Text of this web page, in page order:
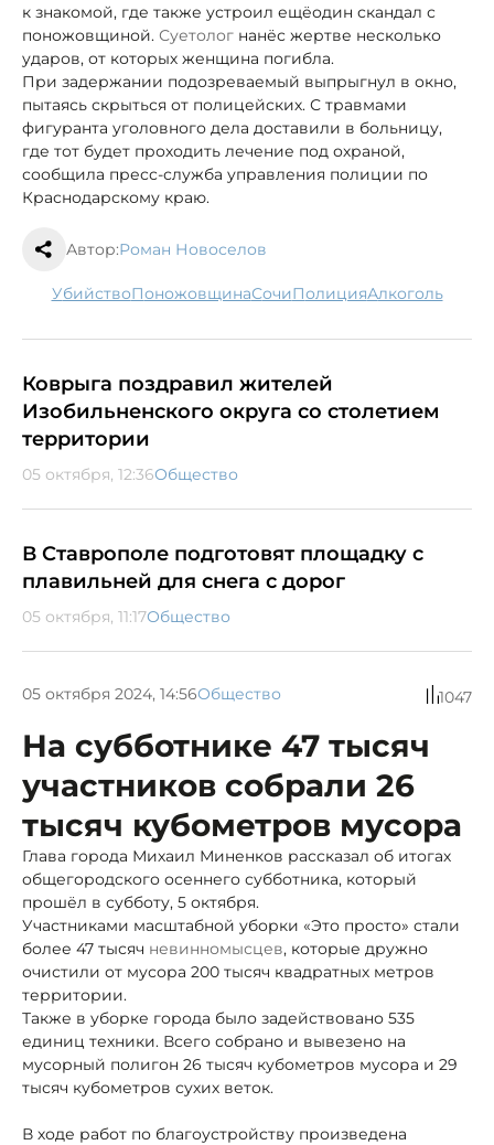
к знакомой, где также устроил ещёодин скандал с
поножовщиной. Суетолог нанёс жертве несколько
ударов, от которых женщина погибла.
При задержании подозреваемый выпрыгнул в окно,
пытаясь скрыться от полицейских. С травмами
фигуранта уголовного дела доставили в больницу,
где тот будет проходить лечение под охраной,
сообщила пресс-служба управления полиции по
Краснодарскому краю.
Автор:Роман Новоселов
убийство поножовщина Сочи полиция алкоголь
Коврыга поздравил жителей
Изобильненского округа со столетием
территории
05 октября, 12:36Общество
В Ставрополе подготовят площадку с
плавильней для снега с дорог
05 октября, 11:17Общество
05 октября 2024, 14:56Общество 1047
На субботнике 47 тысяч
участников собрали 26
тысяч кубометров мусора
Глава города Михаил Миненков рассказал об итогах
общегородского осеннего субботника, который
прошёл в субботу, 5 октября.
Участниками масштабной уборки «Это просто» стали
более 47 тысяч невинномысцев, которые дружно
очистили от мусора 200 тысяч квадратных метров
территории.
Также в уборке города было задействовано 535
единиц техники. Всего собрано и вывезено на
мусорный полигон 26 тысяч кубометров мусора и 29
тысяч кубометров сухих веток.
В ходе работ по благоустройству произведена